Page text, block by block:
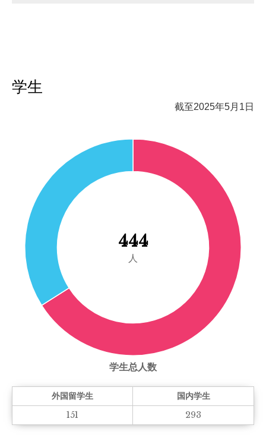
学生
截至2025年5月1日
444
人
学生总人数
外国留学生
国内学生
151
293